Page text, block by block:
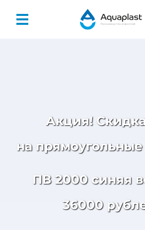
Акция!
на
ПВ 2000 синяя
36000